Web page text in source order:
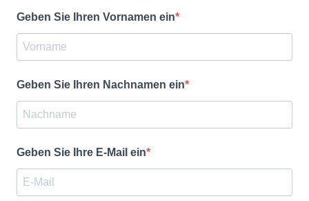
Geben Sie Ihren Vornamen ein
Geben Sie Ihren Nachnamen ein
Geben Sie Ihre E-Mail ein